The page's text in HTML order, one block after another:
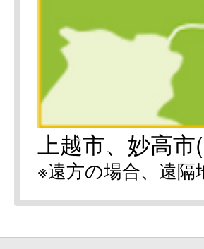
上越市、妙高
※遠方の場合、遠